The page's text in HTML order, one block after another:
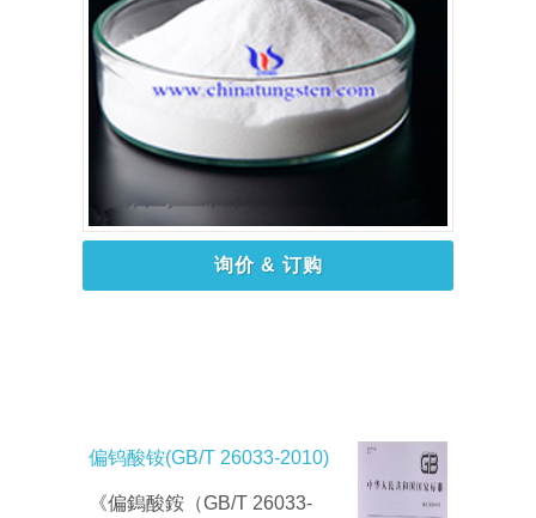
询价 & 订购
偏钨酸铵(GB/T 26033-2010)
《偏鎢酸銨（GB/T 26033-